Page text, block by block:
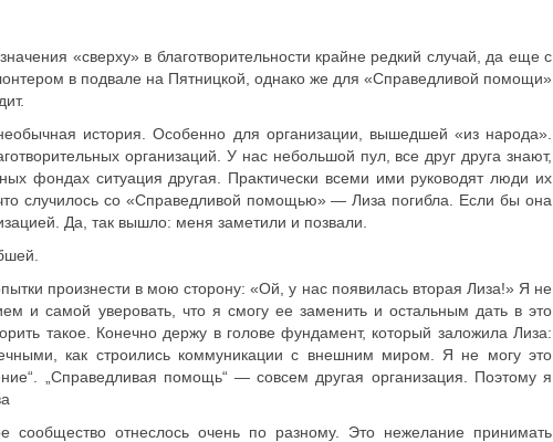
«сверху» в благотворительности крайне редкий случай, да еще с
в подвале на Пятницкой, однако же для «Справедливой помощи»
история. Особенно для организации, вышедшей «из народа».
организаций. У нас небольшой пул, все друг друга знают,
фондах ситуация другая. Практически всеми ими руководят люди их
случилось со «Справедливой помощью» — Лиза погибла. Если бы она
Да, так вышло: меня заметили и позвали.
произнести в мою сторону: «Ой, у нас появилась вторая Лиза!» Я не
и самой уверовать, что я смогу ее заменить и остальным дать в это
такое. Конечно держу в голове фундамент, который заложила Лиза:
как строились коммуникации с внешним миром. Я не могу это
„Справедливая помощь“ — совсем другая организация. Поэтому я
сообщество отнеслось очень по разному. Это нежелание принимать